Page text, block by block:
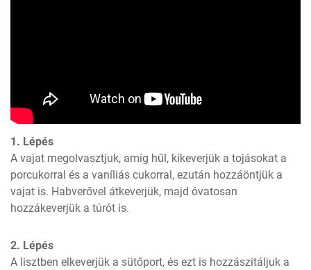
1. Lépés
A vajat megolvasztjuk, amíg hűl, kikeverjük a tojásokat a
porcukorral és a vaníliás cukorral, ezután hozzáöntjük a
vajat is. Habverővel átkeverjük, majd óvatosan
hozzákeverjük a túrót is.
2. Lépés
A lisztben elkeverjük a sütőport, és ezt is hozzászitáljuk a